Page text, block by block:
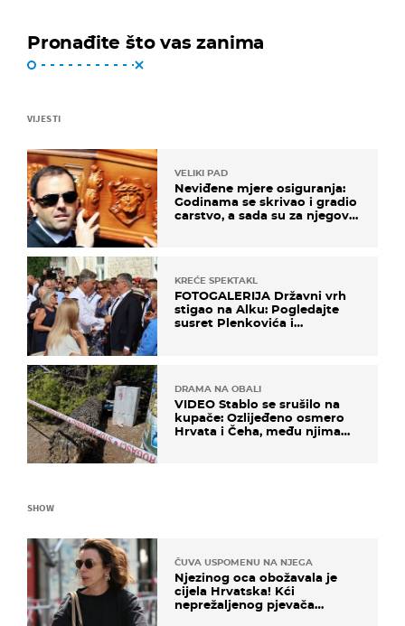
Pronađite što vas zanima
VIJESTI
VELIKI PAD
Neviđene mjere osiguranja:
Godinama se skrivao i gradio
carstvo, a sada su za njegovo
KREĆE SPEKTAKL
FOTOGALERIJA Državni vrh
stigao na Alku: Pogledajte
susret Plenkovića i
DRAMA NA OBALI
VIDEO Stablo se srušilo na
kupače: Ozlijeđeno osmero
Hrvata i Čeha, među njima
SHOW
ČUVA USPOMENU NA NJEGA
Njezinog oca obožavala je
cijela Hrvatska! Kći
neprežaljenog pjevača